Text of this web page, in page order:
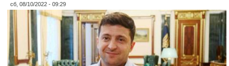
сб, 08/10/2022 - 09:29